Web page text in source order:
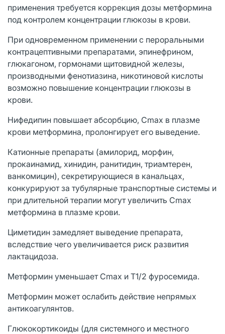
применения требуется коррекция дозы метформина
под контролем концентрации глюкозы в крови.
При одновременном применении с пероральными
контрацептивными препаратами, эпинефрином,
глюкагоном, гормонами щитовидной железы,
производными фенотиазина, никотиновой кислоты
возможно повышение концентрации глюкозы в
крови.
Нифедипин повышает абсорбцию, Cmax в плазме
крови метформина, пролонгирует его выведение.
Катионные препараты (амилорид, морфин,
прокаинамид, хинидин, ранитидин, триамтерен,
ванкомицин), секретирующиеся в канальцах,
конкурируют за тубулярные транспортные системы и
при длительной терапии могут увеличить Cmax
метформина в плазме крови.
Циметидин замедляет выведение препарата,
вследствие чего увеличивается риск развития
лактацидоза.
Метформин уменьшает Cmax и Т1/2 фуросемида.
Метформин может ослабить действие непрямых
антикоагулянтов.
Глюкокортикоиды (для системного и местного